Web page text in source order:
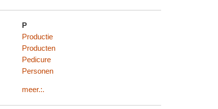
P
Productie
Producten
Pedicure
Personen
meer.:.